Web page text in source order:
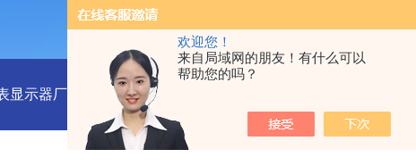
欢迎您！
来自局域网的朋友！有什么可以
帮助您的吗？
显示器厂家 RENYWELL球栅尺厂家YOYICK读头B50数显表